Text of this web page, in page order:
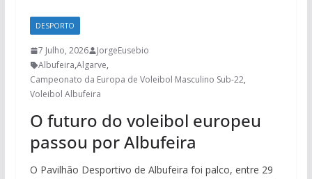
DESPORTO
7 Julho, 2026
JorgeEusebio
Albufeira,Algarve,
Campeonato da Europa de Voleibol Masculino Sub-22,
Voleibol Albufeira
O futuro do voleibol europeu
passou por Albufeira
O Pavilhão Desportivo de Albufeira foi palco, entre 29